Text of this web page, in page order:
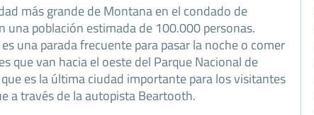
más grande de Montana en el condado de
una población estimada de 100.000 personas.
una parada frecuente para pasar la noche o comer
que van hacia el oeste del Parque Nacional de
es la última ciudad importante para los visitantes
a través de la autopista Beartooth.